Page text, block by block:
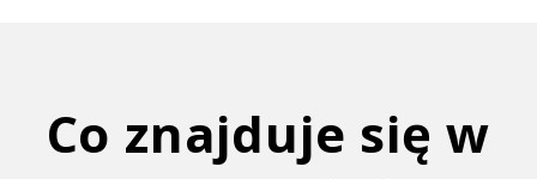
Co znajduje się w